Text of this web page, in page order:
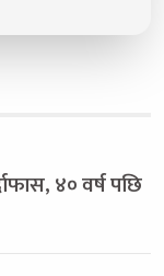
४० वर्ष पछि